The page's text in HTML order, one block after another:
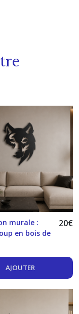
murale :
en bois de
20€
AJOUTER